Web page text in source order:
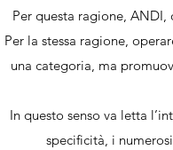
Per questa ragione,
Per la stessa ragione,
una categoria, ma
In questo senso va letta
specificità, i